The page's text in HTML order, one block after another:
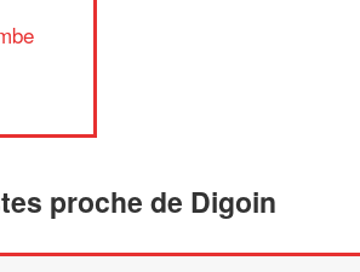
proche de Digoin